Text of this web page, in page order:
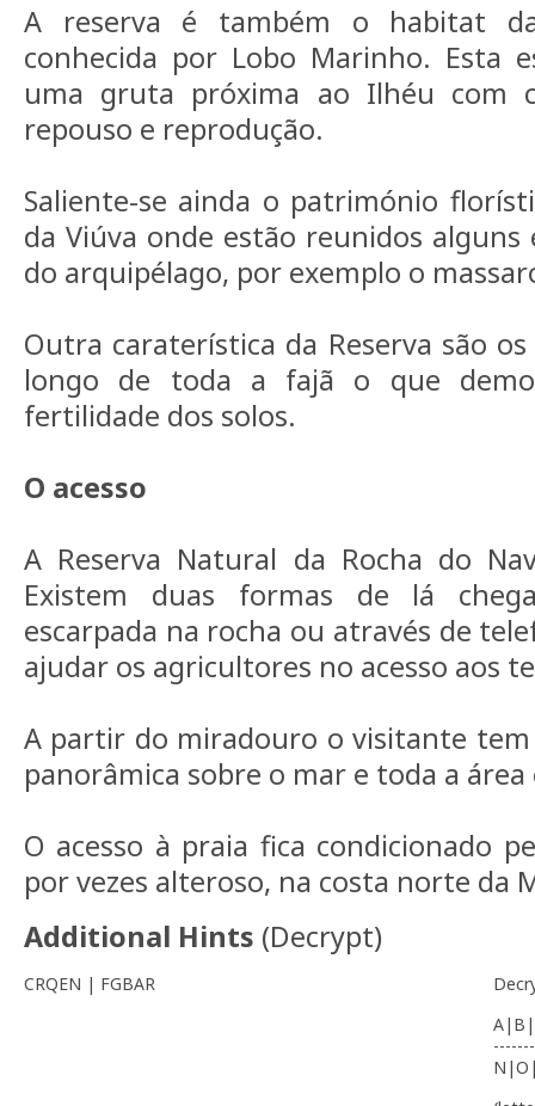
A reserva é também o habitat
conhecida por Lobo Marinho. Esta
uma gruta próxima ao Ilhéu com
repouso e reprodução.
Saliente-se ainda o património
da Viúva onde estão reunidos alguns
do arquipélago, por exemplo o
Outra caraterística da Reserva são
longo de toda a fajã o que
fertilidade dos solos.
O acesso
A Reserva Natural da Rocha do
Existem duas formas de lá
escarpada na rocha ou através de
ajudar os agricultores no acesso aos
A partir do miradouro o visitante
panorâmica sobre o mar e toda a
O acesso à praia fica condicionado
por vezes alteroso, na costa norte da
Additional Hints (Decrypt)
CRQEN | FGBAR